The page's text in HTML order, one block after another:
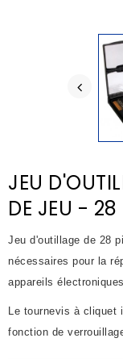
JEU
DE JEU - 28
Jeu d'outillage de 28
nécessaires pour la
appareils
Le tournevis à cliquet
fonction de